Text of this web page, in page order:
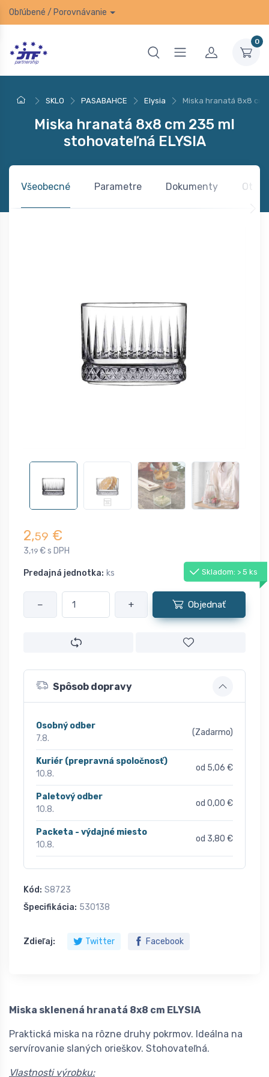
Obľúbené / Porovnávanie
0
SKLO PASABAHCE Elysia Miska hranatá 8x8 cm
Miska hranatá 8x8 cm 235 ml
stohovateľná ELYSIA
Všeobecné Parametre Dokumenty
2,59 €
3,19 € s DPH
Predajná jednotka: ks Skladom: > 5 ks
− + Objednať
Spôsob dopravy
Osobný odber
7.8.
(Zadarmo)
Kuriér (prepravná spoločnosť)
10.8.
od 5,06 €
Paletový odber
10.8.
od 0,00 €
Packeta - výdajné miesto
10.8.
od 3,80 €
Kód: S8723
Špecifikácia: 530138
Zdieľaj: Twitter Facebook
Miska sklenená hranatá 8x8 cm ELYSIA
Praktická miska na rôzne druhy pokrmov. Ideálna na
servírovanie slaných orieškov. Stohovateľná.
Vlastnosti výrobku: